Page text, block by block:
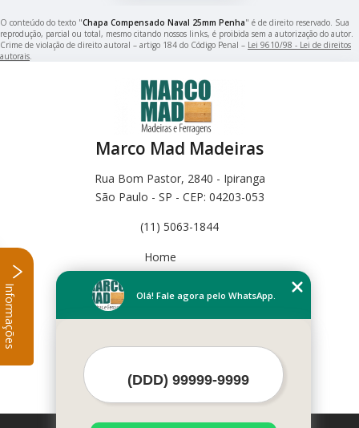
O conteúdo do texto "Chapa Compensado Naval 25mm Penha" é de direito reservado. Sua
reprodução, parcial ou total, mesmo citando nossos links, é proibida sem a autorização do autor.
Crime de violação de direito autoral – artigo 184 do Código Penal – Lei 9610/98 - Lei de direitos
autorais.
Marco Mad Madeiras
Rua Bom Pastor, 2840 - Ipiranga
São Paulo - SP - CEP: 04203-053
(11) 5063-1844
Home
Empresa
Missão
Mapa do site
Olá! Fale agora pelo WhatsApp.
Informações